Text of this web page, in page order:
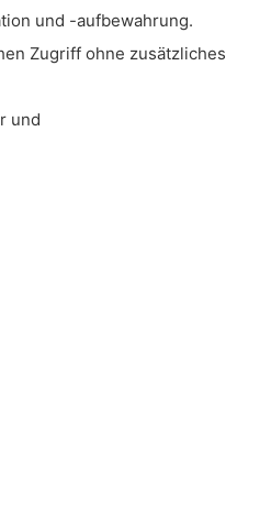
und -aufbewahrung.
Zugriff ohne zusätzliches
und